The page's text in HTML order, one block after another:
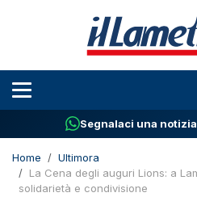
Segnalaci una notizia
Home
Ultimora
La Cena degli auguri Lions: a
solidarietà e condivisione